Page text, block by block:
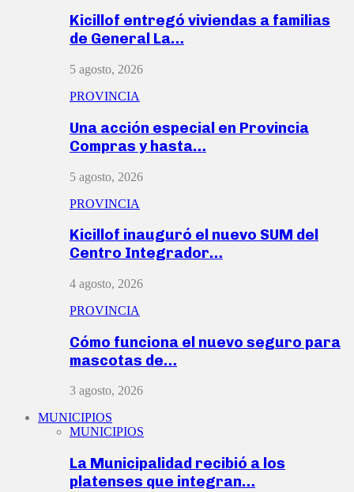
Kicillof entregó viviendas a familias
de General La…
5 agosto, 2026
PROVINCIA
Una acción especial en Provincia
Compras y hasta…
5 agosto, 2026
PROVINCIA
Kicillof inauguró el nuevo SUM del
Centro Integrador…
4 agosto, 2026
PROVINCIA
Cómo funciona el nuevo seguro para
mascotas de…
3 agosto, 2026
MUNICIPIOS
MUNICIPIOS
La Municipalidad recibió a los
platenses que integran…